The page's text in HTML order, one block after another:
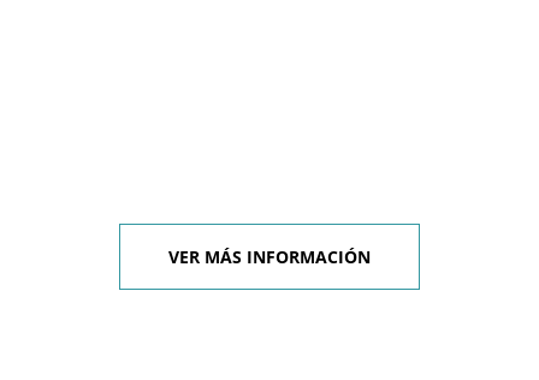
VER MÁS INFORMACIÓN